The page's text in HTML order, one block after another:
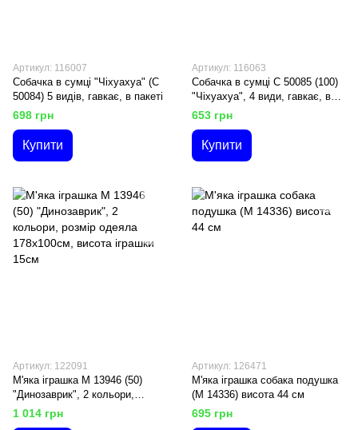
Артикул: 116007
Собачка в сумці "Чіхуахуа" (С
50084) 5 видів, гавкає, в пакеті
698 грн
Купити
Артикул: 116063
Собачка в сумці С 50085 (100)
"Чіхуахуа", 4 види, гавкає, в
пакеті
653 грн
Купити
Артикул: 122091
М'яка іграшка М 13946 (50)
"Динозаврик", 2 кольори,
розмір одеяла 178х100см,
висота іграшки 15см
1 014 грн
Артикул: 126471
М'яка іграшка собака подушка
(М 14336) висота 44 см
695 грн